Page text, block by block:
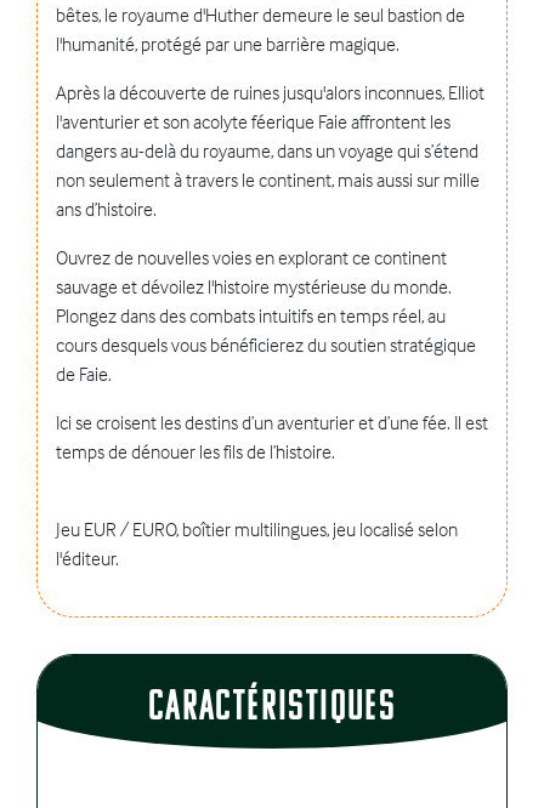
bêtes, le royaume d'Huther demeure le seul bastion de
l'humanité, protégé par une barrière magique.
Après la découverte de ruines jusqu'alors inconnues, Elliot
l'aventurier et son acolyte féerique Faie affrontent les
dangers au-delà du royaume, dans un voyage qui s’étend
non seulement à travers le continent, mais aussi sur mille
ans d’histoire.
Ouvrez de nouvelles voies en explorant ce continent
sauvage et dévoilez l'histoire mystérieuse du monde.
Plongez dans des combats intuitifs en temps réel, au
cours desquels vous bénéficierez du soutien stratégique
de Faie.
Ici se croisent les destins d’un aventurier et d’une fée. Il est
temps de dénouer les fils de l’histoire.
Jeu EUR / EURO, boîtier multilingues, jeu localisé selon
l'éditeur.
CaractÉristiques